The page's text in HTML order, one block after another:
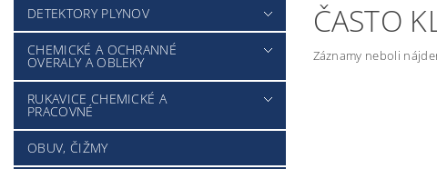
DETEKTORY PLYNOV
CHEMICKÉ A OCHRANNÉ
OVERALY A OBLEKY
RUKAVICE CHEMICKÉ A
PRACOVNÉ
OBUV, ČIŽMY
ČASTO
Záznamy neboli